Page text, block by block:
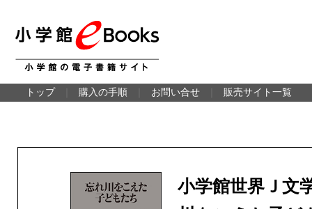
トップ 購入の手順 お問い合せ 販売サイト一覧
小学館世界Ｊ